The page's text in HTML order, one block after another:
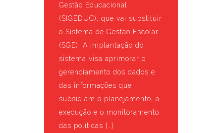
Gestão Educacional
(SIGEDUC), que vai substituir
o Sistema de Gestão Escolar
(SGE). A implantação do
sistema visa aprimorar o
gerenciamento dos dados e
das informações que
subsidiam o planejamento, a
execução e o monitoramento
das políticas […]